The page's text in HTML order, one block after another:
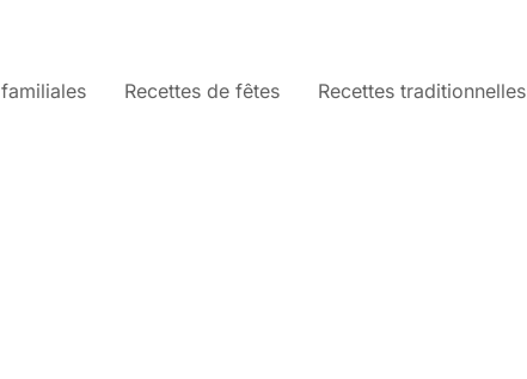
Recettes de fêtes
Recettes traditionnelles